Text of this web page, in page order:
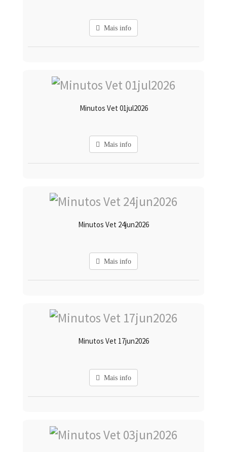
Mais info
Minutos Vet 01jul2026
Mais info
Minutos Vet 24jun2026
Mais info
Minutos Vet 17jun2026
Mais info